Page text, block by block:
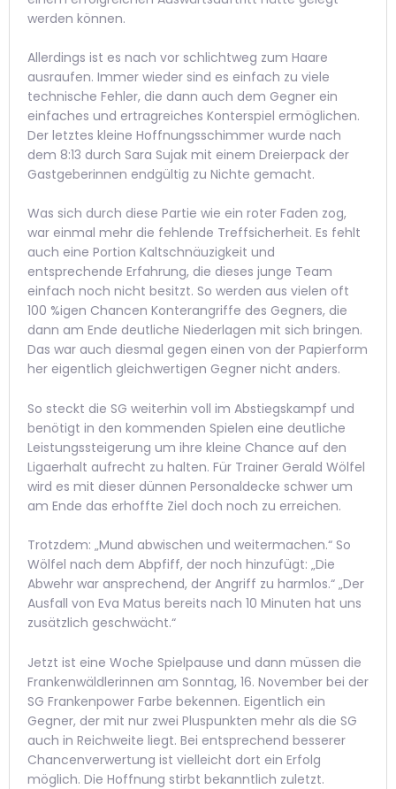
werden können.
Allerdings ist es nach vor schlichtweg zum Haare
ausraufen. Immer wieder sind es einfach zu viele
technische Fehler, die dann auch dem Gegner ein
einfaches und ertragreiches Konterspiel ermöglichen.
Der letztes kleine Hoffnungsschimmer wurde nach
dem 8:13 durch Sara Sujak mit einem Dreierpack der
Gastgeberinnen endgültig zu Nichte gemacht.
Was sich durch diese Partie wie ein roter Faden zog,
war einmal mehr die fehlende Treffsicherheit. Es fehlt
auch eine Portion Kaltschnäuzigkeit und
entsprechende Erfahrung, die dieses junge Team
einfach noch nicht besitzt. So werden aus vielen oft
100 %igen Chancen Konterangriffe des Gegners, die
dann am Ende deutliche Niederlagen mit sich bringen.
Das war auch diesmal gegen einen von der Papierform
her eigentlich gleichwertigen Gegner nicht anders.
So steckt die SG weiterhin voll im Abstiegskampf und
benötigt in den kommenden Spielen eine deutliche
Leistungssteigerung um ihre kleine Chance auf den
Ligaerhalt aufrecht zu halten. Für Trainer Gerald Wölfel
wird es mit dieser dünnen Personaldecke schwer um
am Ende das erhoffte Ziel doch noch zu erreichen.
Trotzdem: „Mund abwischen und weitermachen.“ So
Wölfel nach dem Abpfiff, der noch hinzufügt: „Die
Abwehr war ansprechend, der Angriff zu harmlos.“ „Der
Ausfall von Eva Matus bereits nach 10 Minuten hat uns
zusätzlich geschwächt.“
Jetzt ist eine Woche Spielpause und dann müssen die
Frankenwäldlerinnen am Sonntag, 16. November bei der
SG Frankenpower Farbe bekennen. Eigentlich ein
Gegner, der mit nur zwei Pluspunkten mehr als die SG
auch in Reichweite liegt. Bei entsprechend besserer
Chancenverwertung ist vielleicht dort ein Erfolg
möglich. Die Hoffnung stirbt bekanntlich zuletzt.